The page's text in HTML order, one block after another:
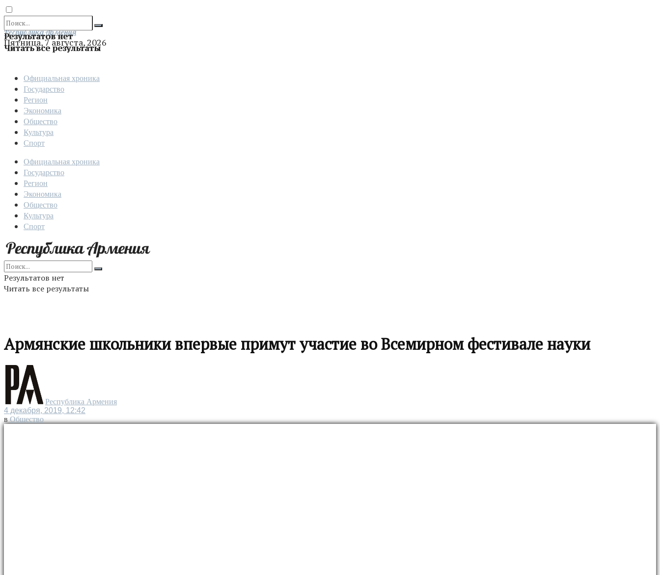
Результатов нет
Читать все результаты
Отправить
Республика Армения
Пятница, 7 августа, 2026
Официальная хроника
Государство
Регион
Экономика
Общество
Культура
Спорт
Официальная хроника
Государство
Регион
Экономика
Общество
Культура
Спорт
Результатов нет
Читать все результаты
Армянские школьники впервые примут участие во Всемирном фестивале науки
Республика Армения
4 декабря, 2019, 12:42
в Общество